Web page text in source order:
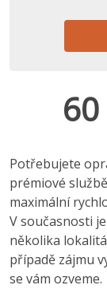
Potřebujete
prémiové
maximální
V současnosti
několika
případě zájmu
se vám ozveme.